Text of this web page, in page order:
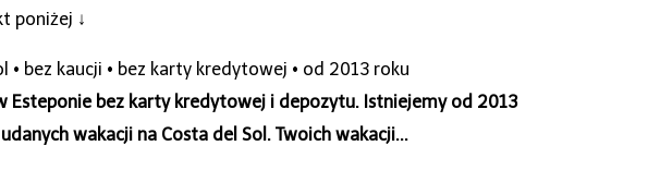
poniżej ↓
bez kaucji • bez karty kredytowej • od 2013 roku
bez karty kredytowej i depozytu. Istniejemy od 2013
wakacji na Costa del Sol. Twoich wakacji...